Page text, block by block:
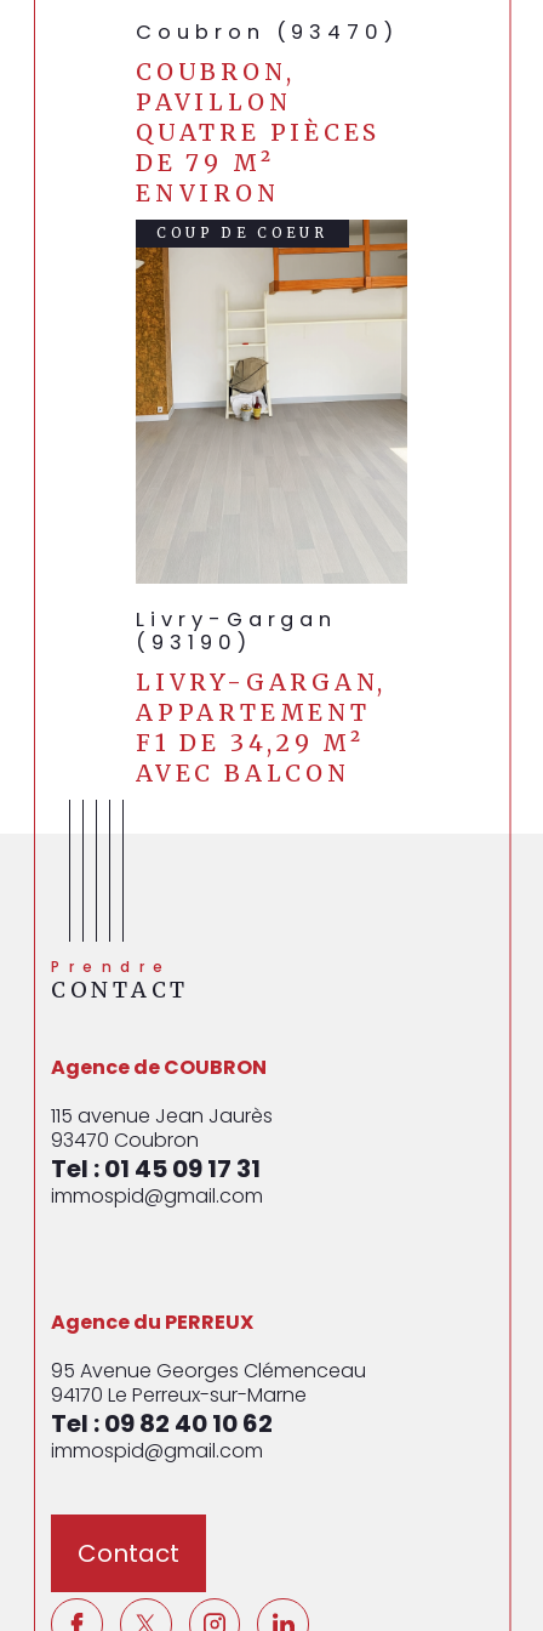
Politiques de Confidentialité
Conditions
d'utilisationde Google s'appliquent.
Coubron (93470)
COUBRON,
PAVILLON
QUATRE PIÈCES
DE 79 M²
ENVIRON
COUP DE COEUR
Livry-Gargan
(93190)
LIVRY-GARGAN,
APPARTEMENT
F1 DE 34,29 M²
AVEC BALCON
Prendre
CONTACT
Agence de COUBRON
115 avenue Jean Jaurès
93470
Coubron
Tel : 01 45 09 17 31
immospid@gmail.com
Agence du PERREUX
95 Avenue Georges Clémenceau
94170 Le Perreux-sur-Marne
Tel : 09 82 40 10 62
immospid@gmail.com
Contact